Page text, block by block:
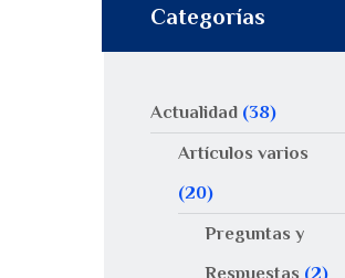
Categorías
Actualidad (38)
Artículos varios
(20)
Preguntas y
Respuestas (2)